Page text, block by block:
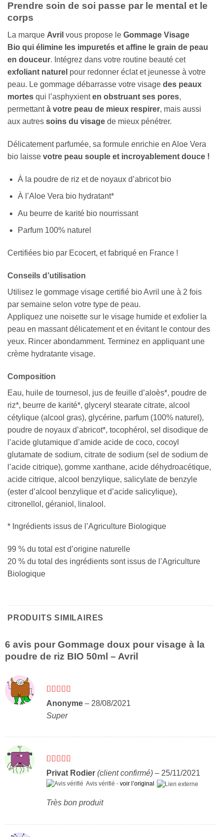
Prendre soin de soi passe par le mental et le
corps
La marque Avril vous propose le Gommage Visage
Bio qui élimine les impuretés et affine le grain de peau
en douceur. Intégrez dans votre routine beauté cet
exfoliant naturel pour redonner éclat et jeunesse à votre
peau. Le gommage débarrasse votre visage des peaux
mortes qui l’asphyxienten obstruant ses pores,
permettantà votre peau de mieux respirer, mais aussi
aux autres soins du visage de mieux pénétrer.
Délicatement parfumée, sa formule enrichie en Aloe Vera
bio laisse votre peau souple et incroyablement douce !
À la poudre de riz et de noyaux d’abricot bio
À l’Aloe Vera bio hydratant*
Au beurre de karité bio nourrissant
Parfum 100% naturel
Certifiées bio par Ecocert, et fabriqué en France !
Conseils d’utilisation
Utilisez le gommage visage certifié bio Avril une à 2 fois
par semaine selon votre type de peau.
Appliquez une noisette sur le visage humide et exfolier la
peau en massant délicatement et en évitant le contour des
yeux. Rincer abondamment. Terminez en appliquant une
crème hydratante visage.
Composition
Eau, huile de tournesol, jus de feuille d’aloès*, poudre de
riz*, beurre de karité*, glyceryl stearate citrate, alcool
cétylique (alcool gras), glycérine, parfum (100% naturel),
poudre de noyaux d’abricot*, tocophérol, sel disodique de
l’acide glutamique d’amide acide de coco, cocoyl
glutamate de sodium, citrate de sodium (sel de sodium de
l’acide citrique), gomme xanthane, acide déhydroacétique,
acide citrique, alcool benzylique, salicylate de benzyle
(ester d’alcool benzylique et d’acide salicylique),
citronellol, géraniol, linalool.
* Ingrédients issus de l’Agriculture Biologique
99 % du total est d’origine naturelle
20 % du total des ingrédients sont issus de l’Agriculture
Biologique
PRODUITS SIMILAIRES
6 avis pour Gommage doux pour visage à la
poudre de riz BIO 50ml – Avril
Note5sur 5
Anonyme – 28/08/2021
Super
Note5sur 5
Privat Rodier (client confirmé) – 25/11/2021
Avis vérifié - voir l’original
Très bon produit